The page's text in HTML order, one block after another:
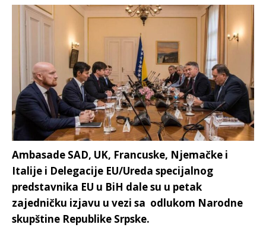
Ambasade SAD, UK, Francuske, Njemačke i
Italije i Delegacije EU/Ureda specijalnog
predstavnika EU u BiH dale su u petak
zajedničku izjavu u vezi sa odlukom Narodne
skupštine Republike Srpske.